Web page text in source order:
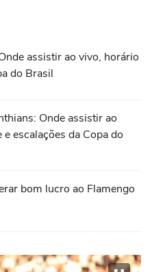
assistir ao vivo, horário
do Brasil
Onde assistir ao
escalações da Copa do
bom lucro ao Flamengo